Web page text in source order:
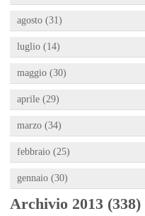
agosto (31)
luglio (14)
maggio (30)
aprile (29)
marzo (34)
febbraio (25)
gennaio (30)
Archivio 2013 (338)